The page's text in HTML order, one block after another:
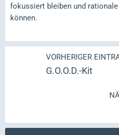
fokussiert bleiben und
können.
VORHERIGER
G.O.O.D.-Kit